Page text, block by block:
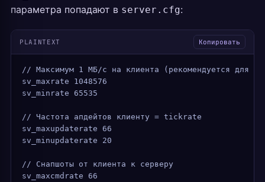
параметра попадают в server.cfg:
PLAINTEXT Копировать
// Максимум 1 МБ/с на клиента (рекомендуется для
sv_maxrate 1048576
sv_minrate 65535
// Частота апдейтов клиенту = tickrate
sv_maxupdaterate 66
sv_minupdaterate 20
// Снапшоты от клиента к серверу
sv_maxcmdrate 66